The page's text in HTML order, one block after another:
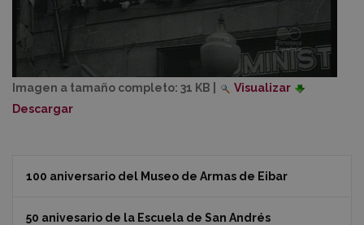
Imagen a tamaño completo: 31 KB
Visualizar
Descargar
100 aniversario del Museo de Armas de Eibar
50 anivesario de la Escuela de San Andrés